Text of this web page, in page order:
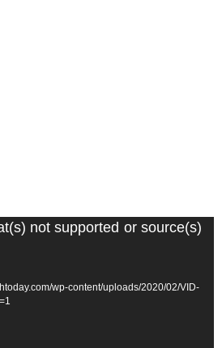
not supported or source(s)
wp-content/uploads/2020/02/VID-